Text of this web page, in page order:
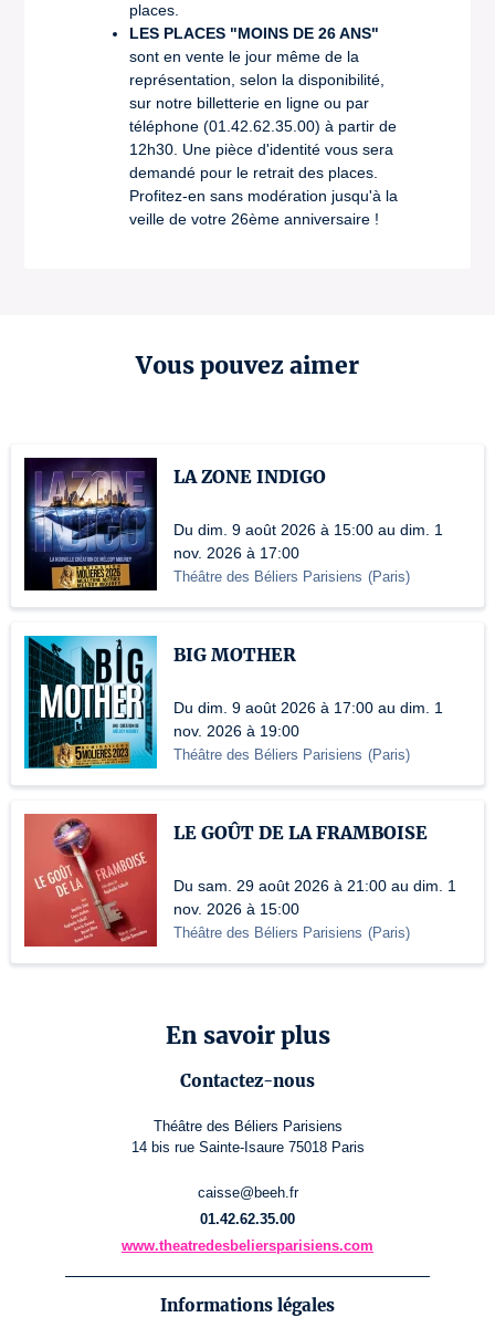
Vous pouvez aimer
LA ZONE INDIGO
Du dim. 9 août 2026 à 15:00 au dim. 1
nov. 2026 à 17:00
Théâtre des Béliers Parisiens (Paris)
BIG MOTHER
Du dim. 9 août 2026 à 17:00 au dim. 1
nov. 2026 à 19:00
Théâtre des Béliers Parisiens (Paris)
LE GOÛT DE LA FRAMBOISE
Du sam. 29 août 2026 à 21:00 au dim. 1
nov. 2026 à 15:00
Théâtre des Béliers Parisiens (Paris)
places.
LES PLACES "MOINS DE 26 ANS"
sont en vente le jour même de la
représentation, selon la disponibilité,
sur notre billetterie en ligne ou par
téléphone (01.42.62.35.00) à partir de
12h30. Une pièce d'identité vous sera
demandé pour le retrait des places.
Profitez-en sans modération jusqu'à la
veille de votre 26ème anniversaire !
En savoir plus
Contactez-nous
Théâtre des Béliers Parisiens
14 bis rue Sainte-Isaure 75018 Paris
caisse@beeh.fr
01.42.62.35.00
www.theatredesbeliersparisiens.com
Informations légales